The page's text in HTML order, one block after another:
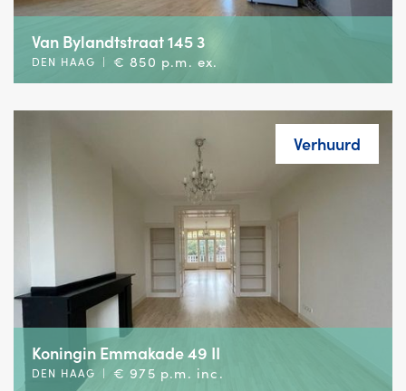
Van Bylandtstraat 145 3
DEN HAAG | € 850 p.m. ex.
Verhuurd
Koningin Emmakade 49 II
DEN HAAG | € 975 p.m. inc.